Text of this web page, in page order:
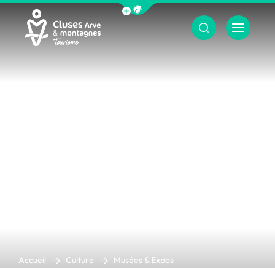
Afficher la barre de navigation du
Menu
Accueil Culture Musées & Expos